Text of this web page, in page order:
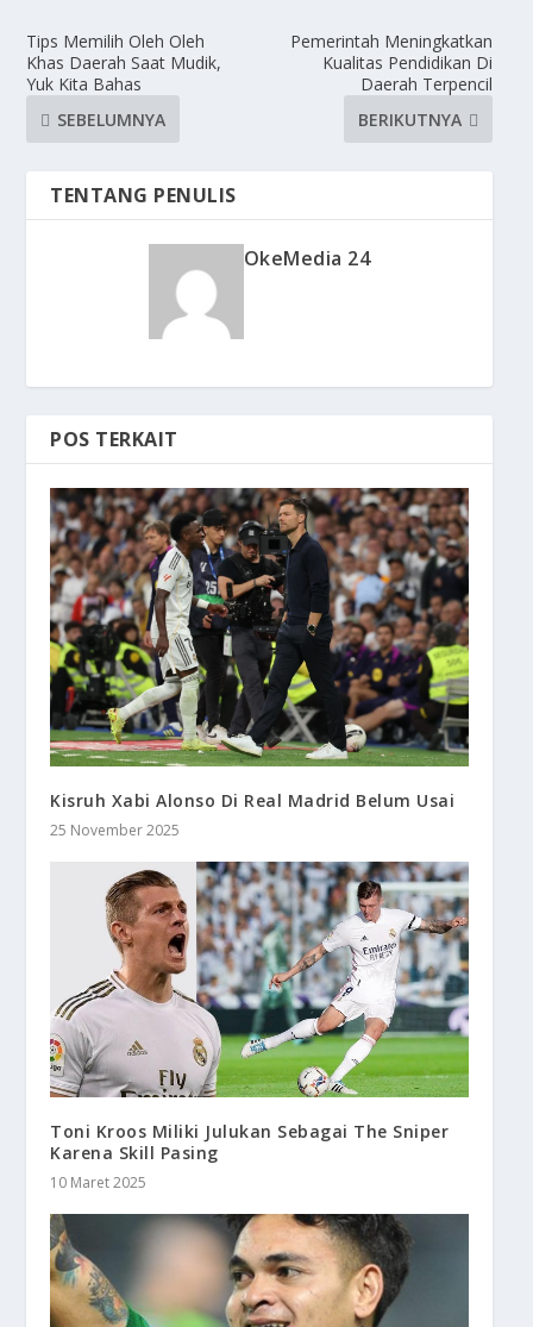
Tips Memilih Oleh Oleh
Khas Daerah Saat Mudik,
Yuk Kita Bahas
SEBELUMNYA
Pemerintah Meningkatkan
Kualitas Pendidikan Di
Daerah Terpencil
BERIKUTNYA
TENTANG PENULIS
OkeMedia 24
POS TERKAIT
Kisruh Xabi Alonso Di Real Madrid Belum Usai
25 November 2025
Toni Kroos Miliki Julukan Sebagai The Sniper
Karena Skill Pasing
10 Maret 2025